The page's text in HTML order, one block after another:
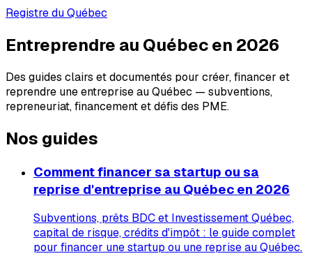
Registre du Québec
Entreprendre au Québec en 2026
Des guides clairs et documentés pour créer, financer et
reprendre une entreprise au Québec — subventions,
repreneuriat, financement et défis des PME.
Nos guides
Comment financer sa startup ou sa
reprise d'entreprise au Québec en 2026
Subventions, prêts BDC et Investissement Québec,
capital de risque, crédits d'impôt : le guide complet
pour financer une startup ou une reprise au Québec.